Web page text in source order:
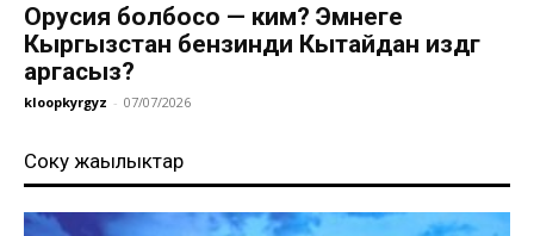
Орусия болбосо — ким? Эмнеге
Кыргызстан бензинди Кытайдан издөөгө
аргасыз?
kloopkyrgyz - 07/07/2026
Соңку жаңылыктар